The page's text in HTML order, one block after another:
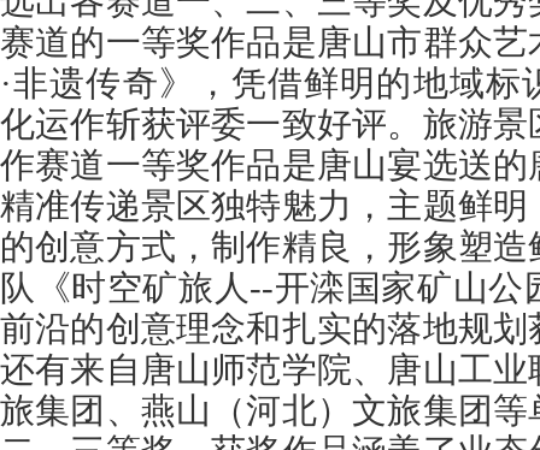
赛道的一等奖作品是唐山市群众
·非遗传奇》，凭借鲜明的地域标
化运作斩获评委一致好评。旅游
作赛道一等奖作品是唐山宴选送
精准传递景区独特魅力，主题鲜
的创意方式，制作精良，形象塑
队《时空矿旅人--开滦国家矿山
前沿的创意理念和扎实的落地规
还有来自唐山师范学院、唐山工
旅集团、燕山（河北）文旅集团